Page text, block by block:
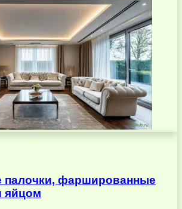
палочки, фаршированные
яйцом